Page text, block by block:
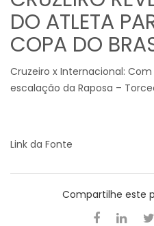
DO ATLETA
COPA DO
Cruzeiro x Internacional:
escalação da Raposa –
Link da Fonte
Compartilhe este